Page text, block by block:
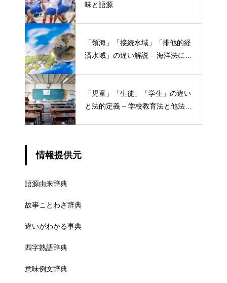
味と語源
「領海」「接続水域」「排他的経
済水域」の違い解説 – 海洋法にお
「児童」「生徒」「学生」の違い
と法的定義 – 学校教育法と他法律
情報提供元
語源由来辞典
故事ことわざ辞典
違いがわかる事典
四字熟語辞典
意味例文辞典